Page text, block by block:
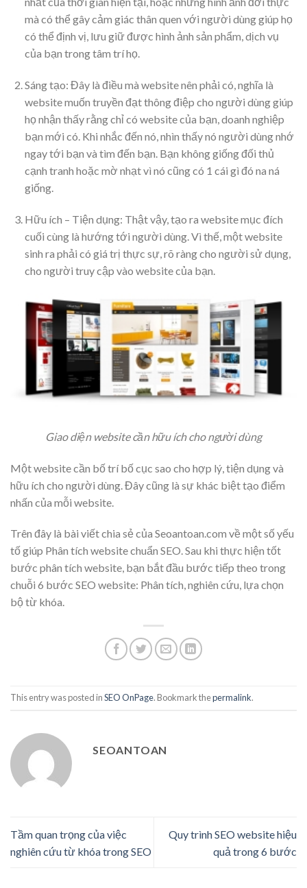
mà có thể gây cảm giác thân quen với người dùng giúp họ
có thể định vị, lưu giữ được hình ảnh sản phẩm, dịch vụ
của bạn trong tâm trí họ.
Sáng tạo: Đây là điều mà website nên phải có, nghĩa là
website muốn truyền đạt thông điệp cho người dùng giúp
họ nhận thấy rằng chỉ có website của bạn, doanh nghiệp
bạn mới có. Khi nhắc đến nó, nhìn thấy nó người dùng nhớ
ngay tới bạn và tìm đến bạn. Bạn không giống đối thủ
cạnh tranh hoặc mờ nhạt vì nó cũng có 1 cái gì đó na ná
giống.
Hữu ích – Tiện dụng: Thật vậy, tạo ra website mục đích
cuối cùng là hướng tới người dùng. Vì thế, một website
sinh ra phải có giá trị thực sự, rõ ràng cho người sử dụng,
cho người truy cập vào website của bạn.
Giao diện website cần hữu ích cho người dùng
Một website cần bố trí bố cục sao cho hợp lý, tiện dụng và
hữu ích cho người dùng. Đây cũng là sự khác biệt tạo điểm
nhấn của mỗi website.
Trên đây là bài viết chia sẻ của Seoantoan.com về một số yếu
tố giúp Phân tích website chuẩn SEO. Sau khi thực hiện tốt
bước phân tích website, bạn bắt đầu bước tiếp theo trong
chuỗi 6 bước SEO website: Phân tích, nghiên cứu, lựa chọn
bộ từ khóa.
This entry was posted inSEO OnPage. Bookmark thepermalink.
SEOANTOAN
Tầm quan trọng của việc
nghiên cứu từ khóa trong SEO
Quy trình SEO website hiệu
quả trong 6 bước